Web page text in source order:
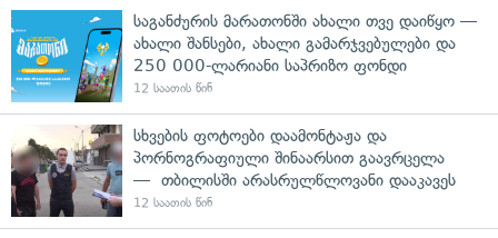
საგანძურის მარათონში ახალი თვე დაიწყო —
ახალი შანსები, ახალი გამარჯვებულები და
250 000-ლარიანი საპრიზო ფონდი
12 საათის წინ
სხვების ფოტოები დაამონტაჟა და
პორნოგრაფიული შინაარსით გაავრცელა
— თბილისში არასრულწლოვანი დააკავეს
12 საათის წინ